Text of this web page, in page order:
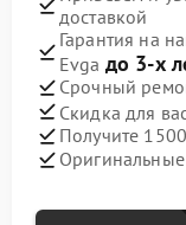
доставкой
Гарантия на
Evga до 3-х
Срочный
Скидка для
Получите